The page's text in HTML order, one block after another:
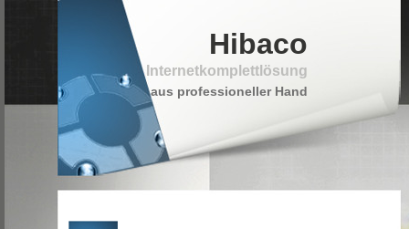
Hibaco
Internetkomplettlösung
aus professioneller Hand